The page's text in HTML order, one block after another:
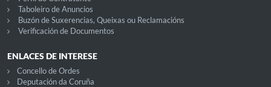
Taboleiro de Anuncios
Buzón de Suxerencias, Queixas ou Reclamacións
Verificación de Documentos
ENLACES DE INTERESE
Concello de Ordes
Deputación da Coruña